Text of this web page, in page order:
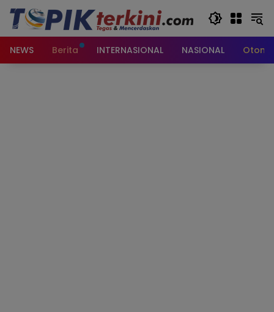
Langsung
konten
NEWS
Berita INTERNASIONAL NASIONAL